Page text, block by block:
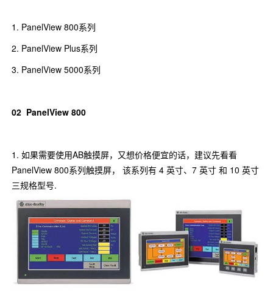
1. PanelView 800系列
2. PanelView Plus系列
3. PanelView 5000系列
02 PanelView 800
1. 如果需要使用AB触摸屏，又想价格便宜的话，建议先看看
PanelView 800系列触摸屏， 该系列有 4 英寸、7 英寸 和 10 英寸
三规格型号.